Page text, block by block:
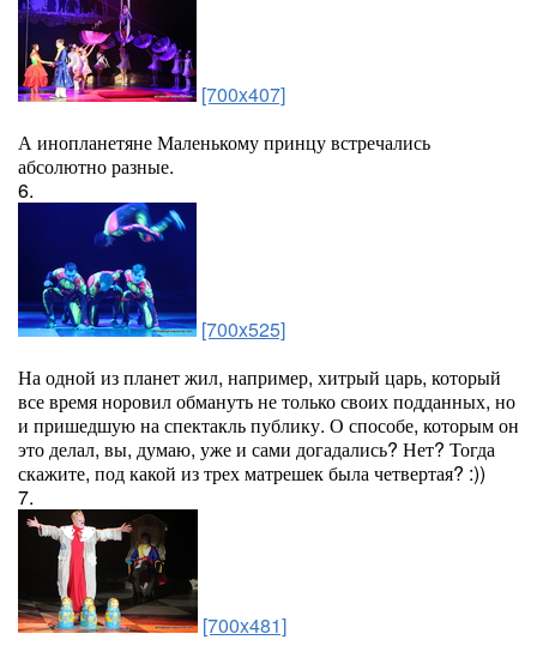
[700x407]
А инопланетяне Маленькому принцу встречались
абсолютно разные.
6.
[700x525]
На одной из планет жил, например, хитрый царь, который
все время норовил обмануть не только своих подданных, но
и пришедшую на спектакль публику. О способе, которым он
это делал, вы, думаю, уже и сами догадались? Нет? Тогда
скажите, под какой из трех матрешек была четвертая? :))
7.
[700x481]